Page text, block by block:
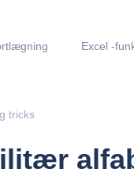
Excel -
tricks